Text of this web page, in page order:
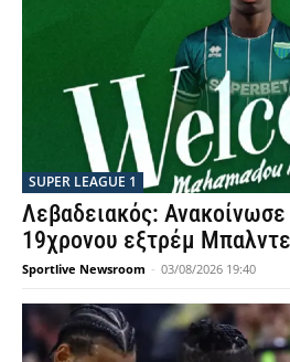
SUPER LEAGUE 1
Λεβαδειακός: Ανακοίνωσε
19χρονου εξτρέμ
Sportlive Newsroom - 03/08/2026 19:40